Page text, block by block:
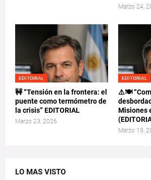
Marzo 24,
EDITORIAL
🚧 “Tensión en la frontera: el
puente como termómetro de
la crisis” EDITORIAL
Marzo 23, 2026
EDITORIAL
⚠️🍽️
Misiones
Marzo 19,
LO MAS VISTO